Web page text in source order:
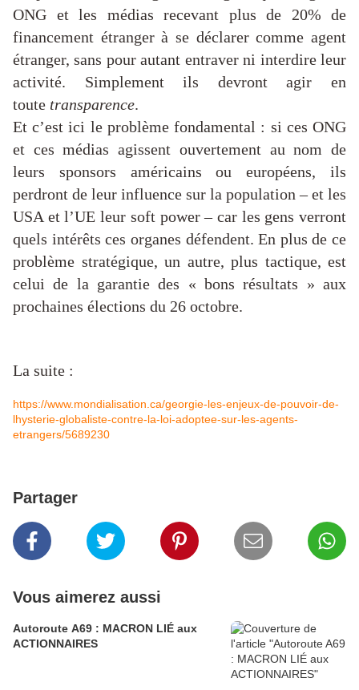
ONG et les médias recevant plus de 20% de
financement étranger à se déclarer comme agent
étranger, sans pour autant entraver ni interdire leur
activité. Simplement ils devront agir en
toute transparence.
Et c’est ici le problème fondamental : si ces ONG
et ces médias agissent ouvertement au nom de
leurs sponsors américains ou européens, ils
perdront de leur influence sur la population – et les
USA et l’UE leur soft power – car les gens verront
quels intérêts ces organes défendent. En plus de ce
problème stratégique, un autre, plus tactique, est
celui de la garantie des « bons résultats » aux
prochaines élections du 26 octobre.
La suite :
https://www.mondialisation.ca/georgie-les-enjeux-de-pouvoir-de-
lhysterie-globaliste-contre-la-loi-adoptee-sur-les-agents-
etrangers/5689230
Partager
Vous aimerez aussi
Autoroute A69 : MACRON LIÉ aux
ACTIONNAIRES